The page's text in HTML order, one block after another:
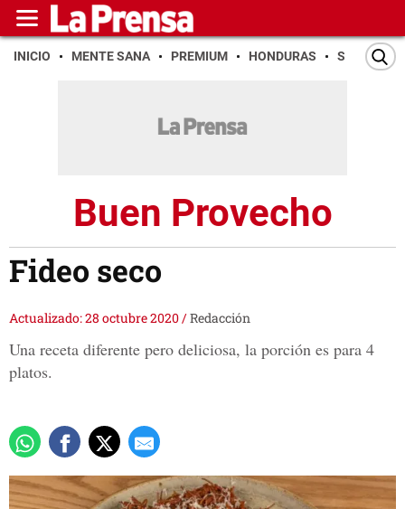
INICIO MENTE SANA PREMIUM HONDURAS SAN PEDRO
Buen Provecho
Fideo seco
Actualizado: 28 octubre 2020/Redacción
Una receta diferente pero deliciosa, la porción es para 4
platos.